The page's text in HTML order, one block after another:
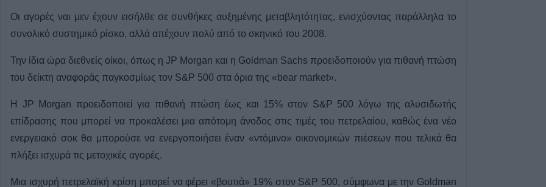
Οι αγορές ναι μεν έχουν εισήλθε σε συνθήκες αυξημένης μεταβλητότητας, ενισχύοντας παράλληλα το
συνολικό συστημικό ρίσκο, αλλά απέχουν πολύ από το σκηνικό του 2008.
Την ίδια ώρα διεθνείς οίκοι, όπως η JP Morgan και η Goldman Sachs προειδοποιούν για πιθανή πτώση
του δείκτη αναφοράς παγκοσμίως τον S&P 500 στα όρια της «bear market».
Η JP Morgan προειδοποιεί για πιθανή πτώση έως και 15% στον S&P 500 λόγω της αλυσιδωτής
επίδρασης που μπορεί να προκαλέσει μια απότομη άνοδος στις τιμές του πετρελαίου, καθώς ένα νέο
ενεργειακό σοκ θα μπορούσε να ενεργοποιήσει έναν «ντόμινο» οικονομικών πιέσεων που τελικά θα
πλήξει ισχυρά τις μετοχικές αγορές.
Μια ισχυρή πετρελαϊκή κρίση μπορεί να φέρει «βουτιά» 19% στον S&P 500, σύμφωνα με την Goldman